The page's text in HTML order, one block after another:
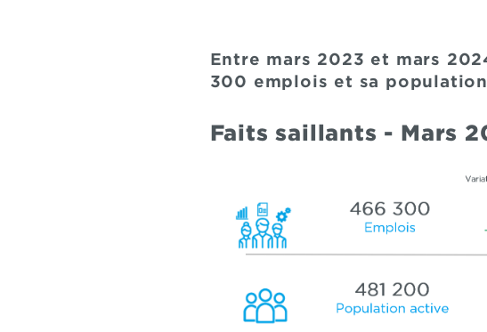
Entre mars 2023 et mars
300 emplois et sa
Faits saillants - Mars